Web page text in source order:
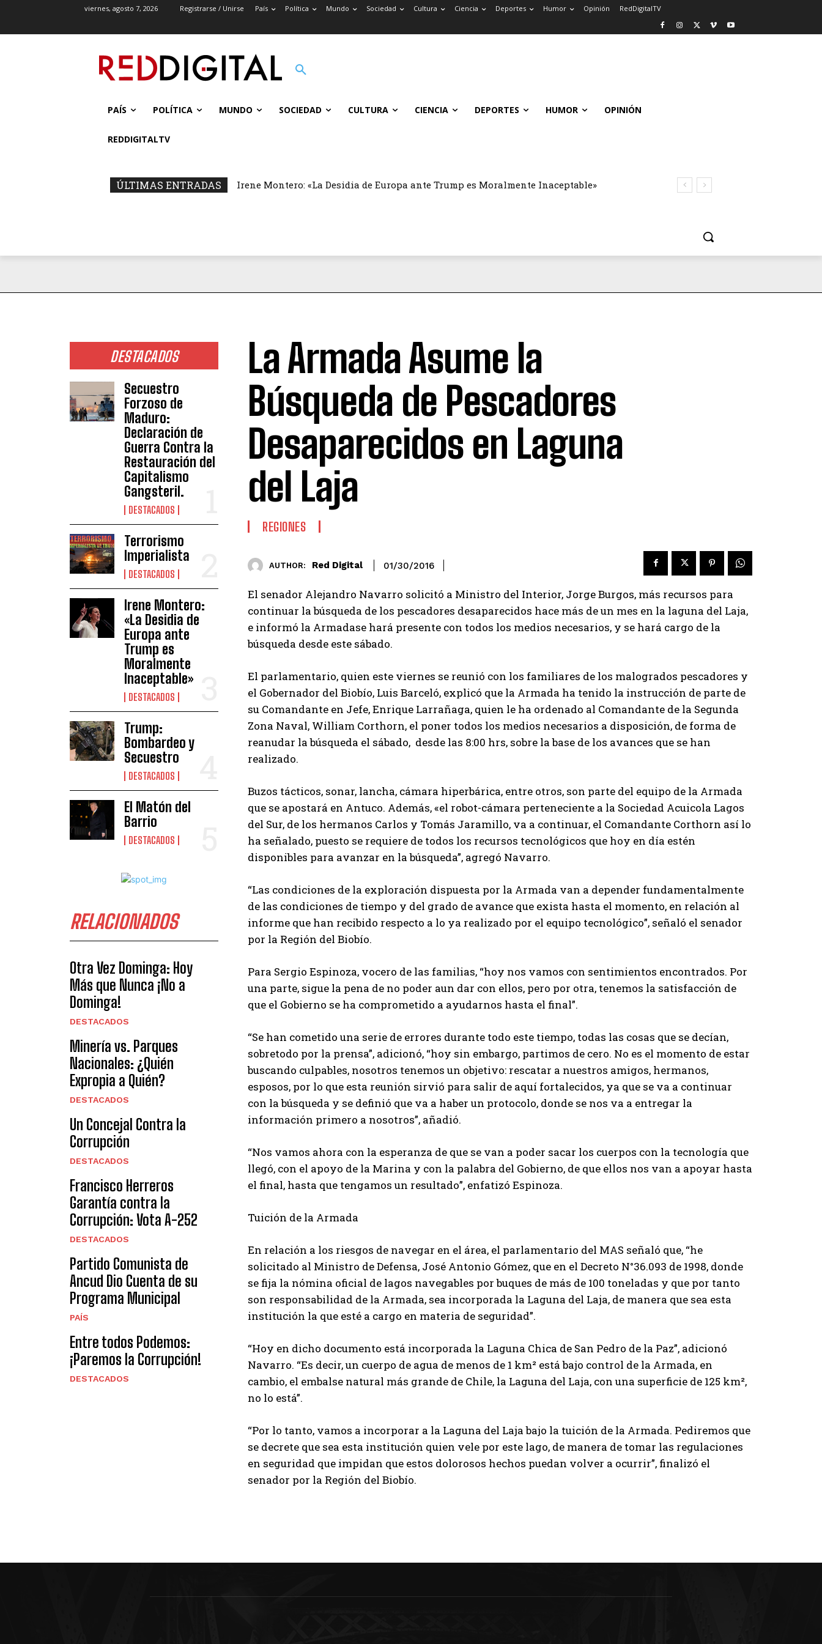
viernes, agosto 7, 2026 Registrarse / Unirse País Política Mundo Sociedad Cultura Ciencia Deportes Humor Opinión RedDigitalTV
PAÍS POLÍTICA MUNDO SOCIEDAD CULTURA CIENCIA DEPORTES HUMOR OPINIÓN
REDDIGITALTV
ÚLTIMAS ENTRADAS Irene Montero: «La Desidia de Europa ante Trump es Moralmente Inaceptable»
DESTACADOS
Secuestro
Forzoso de
Maduro:
Declaración de
Guerra Contra la
Restauración del
Capitalismo
Gangsteril.
DESTACADOS
Terrorismo
Imperialista
DESTACADOS
Irene Montero:
«La Desidia de
Europa ante
Trump es
Moralmente
Inaceptable»
DESTACADOS
Trump:
Bombardeo y
Secuestro
DESTACADOS
El Matón del
Barrio
DESTACADOS
RELACIONADOS
Otra Vez Dominga: Hoy
Más que Nunca ¡No a
Dominga!
DESTACADOS
Minería vs. Parques
Nacionales: ¿Quién
Expropia a Quién?
DESTACADOS
Un Concejal Contra la
Corrupción
DESTACADOS
Francisco Herreros
Garantía contra la
Corrupción: Vota A-252
DESTACADOS
Partido Comunista de
Ancud Dio Cuenta de su
Programa Municipal
PAÍS
Entre todos Podemos:
¡Paremos la Corrupción!
DESTACADOS
La Armada Asume la
Búsqueda de Pescadores
Desaparecidos en Laguna
del Laja
REGIONES
AUTHOR: Red Digital 01/30/2016
El senador Alejandro Navarro solicitó a Ministro del Interior, Jorge Burgos, más recursos para
continuar la búsqueda de los pescadores desaparecidos hace más de un mes en la laguna del Laja,
e informó la Armadase hará presente con todos los medios necesarios, y se hará cargo de la
búsqueda desde este sábado.
El parlamentario, quien este viernes se reunió con los familiares de los malogrados pescadores y
el Gobernador del Biobío, Luis Barceló, explicó que la Armada ha tenido la instrucción de parte de
su Comandante en Jefe, Enrique Larrañaga, quien le ha ordenado al Comandante de la Segunda
Zona Naval, William Corthorn, el poner todos los medios necesarios a disposición, de forma de
reanudar la búsqueda el sábado, desde las 8:00 hrs, sobre la base de los avances que se han
realizado.
Buzos tácticos, sonar, lancha, cámara hiperbárica, entre otros, son parte del equipo de la Armada
que se apostará en Antuco. Además, «el robot-cámara perteneciente a la Sociedad Acuicola Lagos
del Sur, de los hermanos Carlos y Tomás Jaramillo, va a continuar, el Comandante Corthorn así lo
ha señalado, puesto se requiere de todos los recursos tecnológicos que hoy en día estén
disponibles para avanzar en la búsqueda”, agregó Navarro.
“Las condiciones de la exploración dispuesta por la Armada van a depender fundamentalmente
de las condiciones de tiempo y del grado de avance que exista hasta el momento, en relación al
informe que han recibido respecto a lo ya realizado por el equipo tecnológico”, señaló el senador
por la Región del Biobío.
Para Sergio Espinoza, vocero de las familias, “hoy nos vamos con sentimientos encontrados. Por
una parte, sigue la pena de no poder aun dar con ellos, pero por otra, tenemos la satisfacción de
que el Gobierno se ha comprometido a ayudarnos hasta el final”.
“Se han cometido una serie de errores durante todo este tiempo, todas las cosas que se decían,
sobretodo por la prensa”, adicionó, “hoy sin embargo, partimos de cero. No es el momento de estar
buscando culpables, nosotros tenemos un objetivo: rescatar a nuestros amigos, hermanos,
esposos, por lo que esta reunión sirvió para salir de aquí fortalecidos, ya que se va a continuar
con la búsqueda y se definió que va a haber un protocolo, donde se nos va a entregar la
información primero a nosotros”, añadió.
“Nos vamos ahora con la esperanza de que se van a poder sacar los cuerpos con la tecnología que
llegó, con el apoyo de la Marina y con la palabra del Gobierno, de que ellos nos van a apoyar hasta
el final, hasta que tengamos un resultado”, enfatizó Espinoza.
Tuición de la Armada
En relación a los riesgos de navegar en el área, el parlamentario del MAS señaló que, “he
solicitado al Ministro de Defensa, José Antonio Gómez, que en el Decreto N°36.093 de 1998, donde
se fija la nómina oficial de lagos navegables por buques de más de 100 toneladas y que por tanto
son responsabilidad de la Armada, sea incorporada la Laguna del Laja, de manera que sea esta
institución la que esté a cargo en materia de seguridad”.
“Hoy en dicho documento está incorporada la Laguna Chica de San Pedro de la Paz”, adicionó
Navarro. “Es decir, un cuerpo de agua de menos de 1 km² está bajo control de la Armada, en
cambio, el embalse natural más grande de Chile, la Laguna del Laja, con una superficie de 125 km²,
no lo está”.
“Por lo tanto, vamos a incorporar a la Laguna del Laja bajo la tuición de la Armada. Pediremos que
se decrete que sea esta institución quien vele por este lago, de manera de tomar las regulaciones
en seguridad que impidan que estos dolorosos hechos puedan volver a ocurrir”, finalizó el
senador por la Región del Biobío.